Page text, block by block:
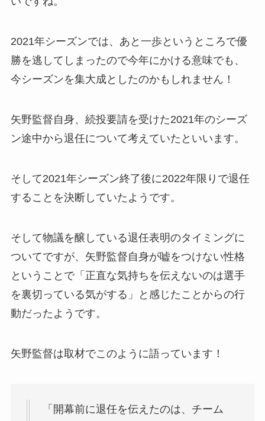
2021年シーズンでは、あと一歩というところで優
勝を逃してしまったので今年にかける意味でも、
今シーズンを集大成としたのかもしれません！
矢野監督自身、続投要請を受けた2021年のシーズ
ン途中から退任について考えていたといいます。
そして2021年シーズン終了後に2022年限りで退任
することを決断していたようです。
そして物議を醸している退任表明のタイミングに
ついてですが、矢野監督自身が嘘をつけない性格
ということで「正直な気持ちを伝えないのは選手
を裏切っている気がする」と感じたことからの行
動だったようです。
矢野監督は取材でこのように語っています！
「開幕前に退任を伝えたのは、チーム